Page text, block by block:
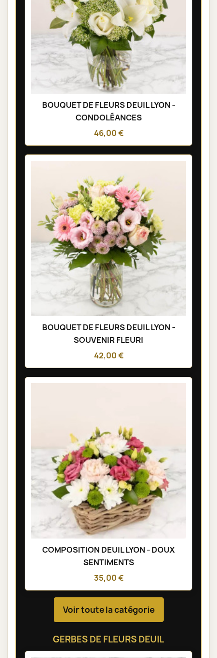
BOUQUET DE FLEURS DEUIL LYON -
CONDOLÉANCES
46,00 €
BOUQUET DE FLEURS DEUIL LYON -
SOUVENIR FLEURI
42,00 €
COMPOSITION DEUIL LYON - DOUX
SENTIMENTS
35,00 €
Voir toute la catégorie
GERBES DE FLEURS DEUIL